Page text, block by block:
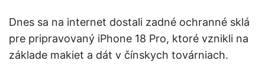
Dnes sa na internet dostali zadné ochranné sklá
pre pripravovaný iPhone 18 Pro, ktoré vznikli na
základe makiet a dát v čínskych továrniach.